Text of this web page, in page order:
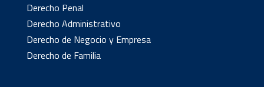
Derecho Penal
Derecho Administrativo
Derecho de Negocio y Empresa
Derecho de Familia